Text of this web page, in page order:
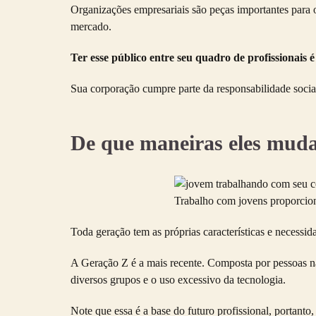
Organizações empresariais são peças importantes
mercado.
Ter esse público entre seu quadro de profissionais
Sua corporação cumpre parte da responsabilidade
De que maneiras eles
Trabalho com jovens
Toda geração tem as próprias características e
A Geração Z é a mais recente. Composta por
diversos grupos e o uso excessivo da tecnologia.
Note que essa é a base do futuro profissional,